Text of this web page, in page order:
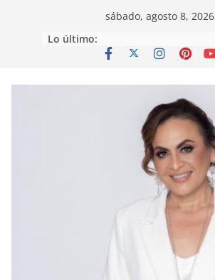
sábado, agosto 8, 2026
Lo último: